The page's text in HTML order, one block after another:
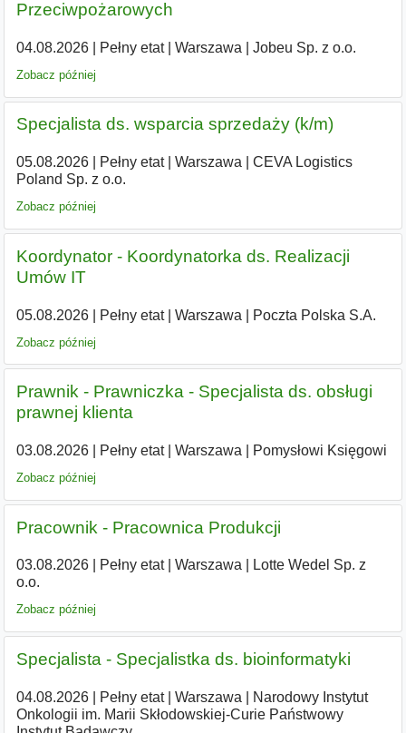
Przeciwpożarowych
04.08.2026| Pełny etat| Warszawa Jobeu Sp. z o.o.
Zobacz później
Specjalista ds. wsparcia sprzedaży (k/m)
05.08.2026| Pełny etat| Warszawa
CEVA Logistics
Poland Sp. z o.o.
Zobacz później
Koordynator - Koordynatorka ds. Realizacji
Umów IT
05.08.2026| Pełny etat| Warszawa Poczta Polska S.A.
Zobacz później
Prawnik - Prawniczka - Specjalista ds. obsługi
prawnej klienta
03.08.2026| Pełny etat| Warszawa Pomysłowi Księgowi
Zobacz później
Pracownik - Pracownica Produkcji
03.08.2026| Pełny etat| Warszawa
Lotte Wedel Sp. z
o.o.
Zobacz później
Specjalista - Specjalistka ds. bioinformatyki
04.08.2026| Pełny etat| Warszawa
Narodowy Instytut
Onkologii im. Marii Skłodowskiej-Curie Państwowy